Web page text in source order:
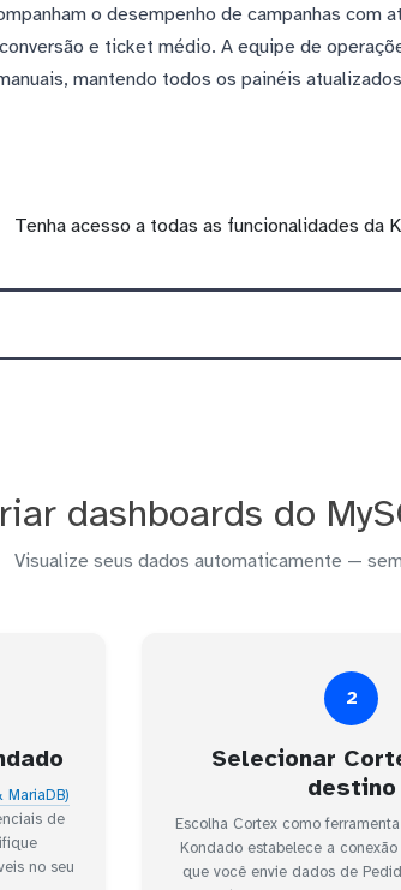
o desempenho de campanhas com
e ticket médio. A equipe de
mantendo todos os painéis
Tenha acesso a todas as funcionalidades da
dashboards do
Visualize seus dados automaticamente —
MariaDB)
de
no seu
2
Selecionar
destino
Escolha Cortex como
Kondado estabelece a
que você envie dados de